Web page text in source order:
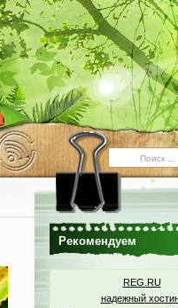
Рекомендуем
REG.RU
надежный